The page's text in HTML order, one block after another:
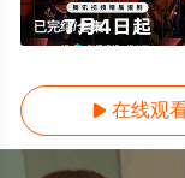
已完结/全集
 在线观